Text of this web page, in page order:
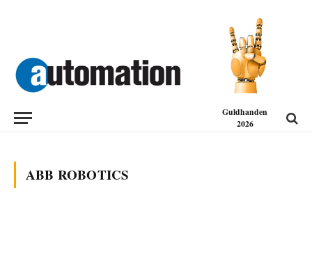
Guldhanden
2026
ABB ROBOTICS